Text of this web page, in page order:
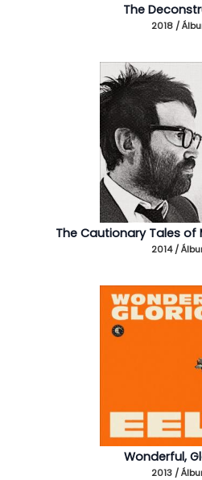
The
2018 /
The Cautionary Tales of
2014 /
Wonderful,
2013 /